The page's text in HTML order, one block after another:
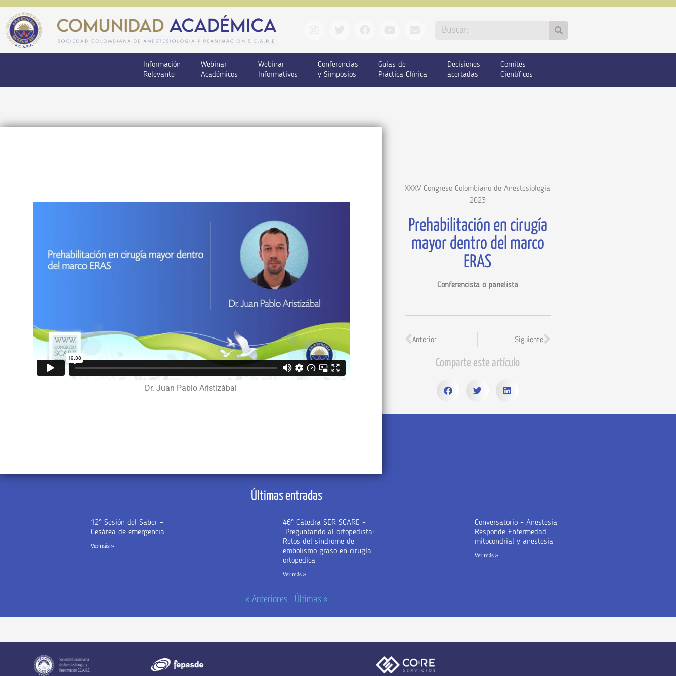
Información
Relevante
Webinar
Académicos
Webinar
Informativos
Conferencias
y Simposios
Guías de
Práctica Clínica
Decisiones
acertadas
Comités
Científicos
Dr. Juan Pablo Aristizábal
XXXV Congreso Colombiano de Anestesiología
2023
Prehabilitación en cirugía
mayor dentro del marco
ERAS
Conferencista o panelista
Anterior Siguiente
Comparte este artículo
Últimas entradas
12° Sesión del Saber –
Cesárea de emergencia
Ver más »
46° Cátedra SER SCARE –
Preguntando al ortopedista:
Retos del síndrome de
embolismo graso en cirugía
ortopédica
Ver más »
Conversatorio – Anestesia
Responde Enfermedad
mitocondrial y anestesia
Ver más »
« Anteriores Últimas »